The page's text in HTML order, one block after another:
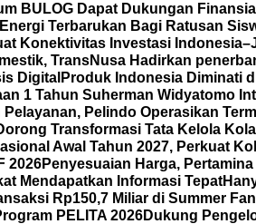
BULOG Dapat Dukungan
Terbarukan Bagi Ratusan
Konektivitas Investasi
TransNusa Hadirkan
Digital Produk Indonesia Diminati
1 Tahun Suherman Widyatomo
Pelindo Operasikan
Transformasi Tata Kelola
Awal Tahun 2027, Perkuat
2026Penyesuaian Harga,
Mendapatkan Informasi Tepat
Rp150,7 Miliar di Summer
PELITA 2026Dukung